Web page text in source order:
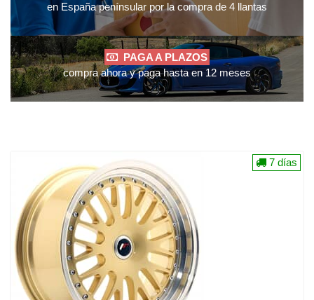
en España penínsular por la compra de 4 llantas
PAGA A PLAZOS
compra ahora y paga hasta en 12 meses
7 días